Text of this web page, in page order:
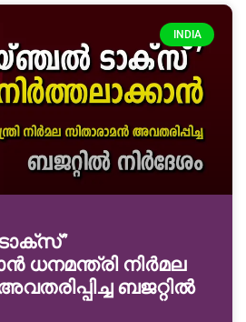
INDIA
ധനമന്ത്രി നിർമല
ബജറ്റിൽ